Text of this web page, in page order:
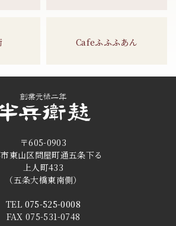
Cafeふふふあん
〒605-0903
東山区問屋町通五条下る
上人町433
（五条大橋東南側）
TEL 075-525-0008
FAX 075-531-0748